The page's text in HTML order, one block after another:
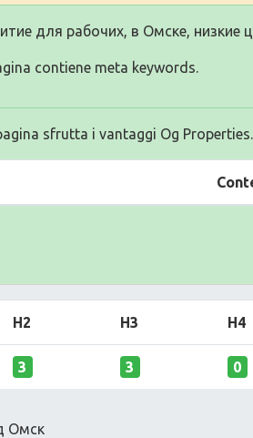
для рабочих, в Омске, низкие
contiene meta keywords.
sfrutta i vantaggi Og Properties.
H2 H3 H4
3 3 0
Омск